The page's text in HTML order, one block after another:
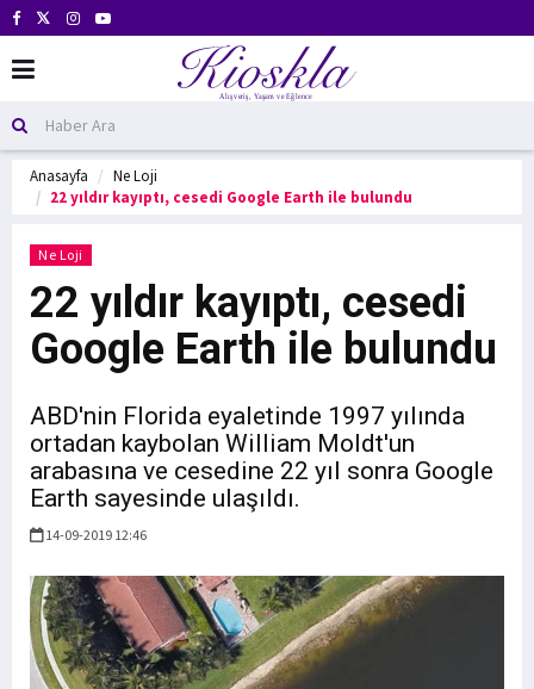
Anasayfa
Ne Loji
22 yıldır kayıptı, cesedi Google Earth ile bulundu
Ne Loji
22 yıldır kayıptı, cesedi
Google Earth ile bulundu
ABD'nin Florida eyaletinde 1997 yılında
ortadan kaybolan William Moldt'un
arabasına ve cesedine 22 yıl sonra Google
Earth sayesinde ulaşıldı.
14-09-2019 12:46